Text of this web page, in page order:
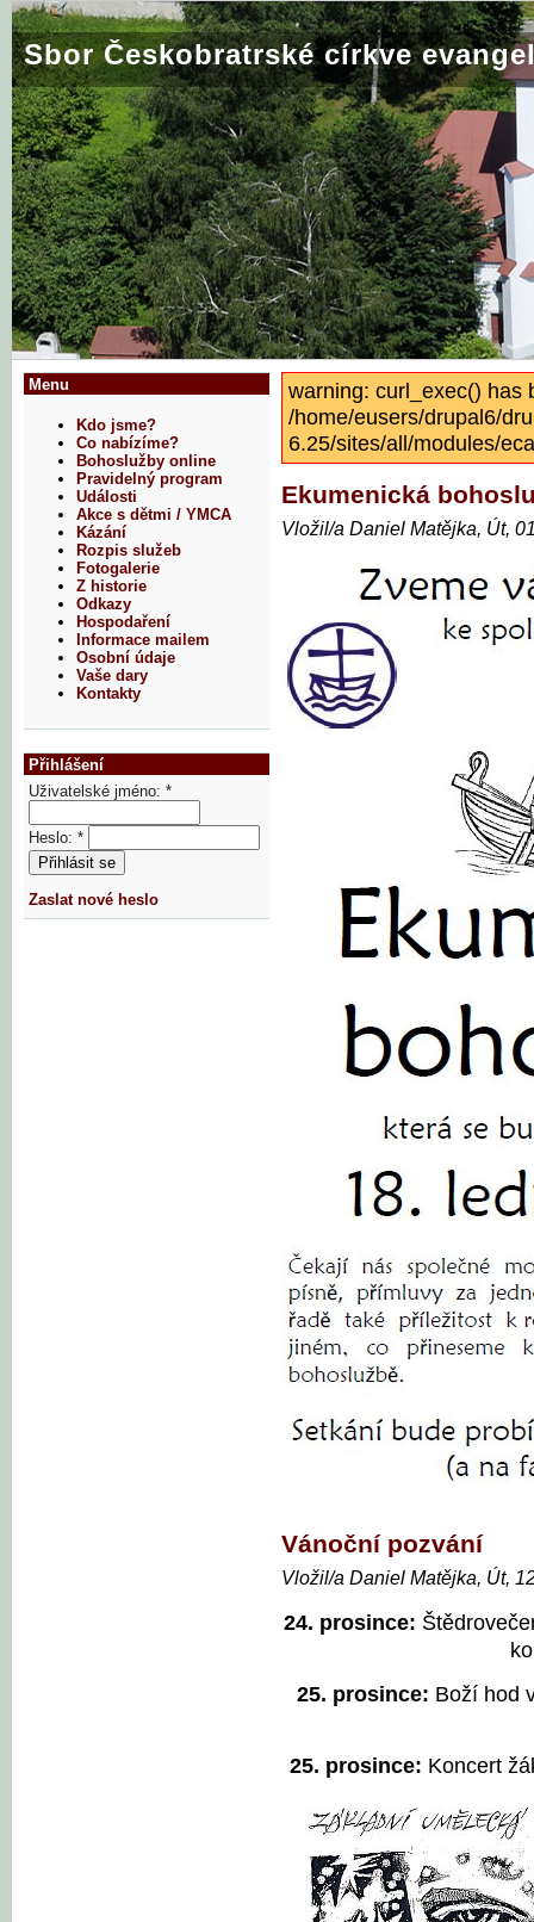
Sbor Českobratrské církve
warning: curl_exec() has
/home/eusers/drupal6/
6.25/sites/all/modules/
Ekumenická
Vložil/a Daniel Matějka, Út,
Vánoční pozvání
Vložil/a Daniel Matějka, Út,
24. prosince:
25. prosince: Boží hod
25. prosince: Koncert
Menu
Kdo jsme?
Co nabízíme?
Bohoslužby online
Pravidelný program
Události
Akce s dětmi / YMCA
Kázání
Rozpis služeb
Fotogalerie
Z historie
Odkazy
Hospodaření
Informace mailem
Osobní údaje
Vaše dary
Kontakty
Přihlášení
Uživatelské jméno: *
Heslo: *
Zaslat nové heslo